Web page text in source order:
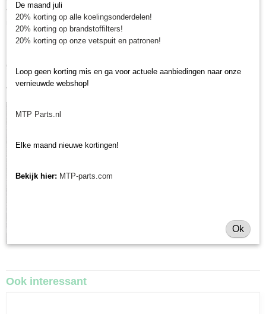
verkopen deze onderdelen met als specialisme de Japanse
minitractormerken Yanmar, Iseki, Kubota en Shibaura.
gazonband minitractor, voor uw minitrekker
Heeft u nog andere onderdelen nodig voor uw minitractor? Bekijk ons
volledig assortiment banden.
Ook interessant
De maand juli
20% korting op alle koelingsonderdelen!
20% korting op brandstoffilters!
20% korting op onze vetspuit en patronen!
Loop geen korting mis en ga voor actuele aanbiedingen naar onze
vernieuwde webshop!
MTP Parts.nl
Elke maand nieuwe kortingen!
Bekijk hier: MTP-parts.com
Ok